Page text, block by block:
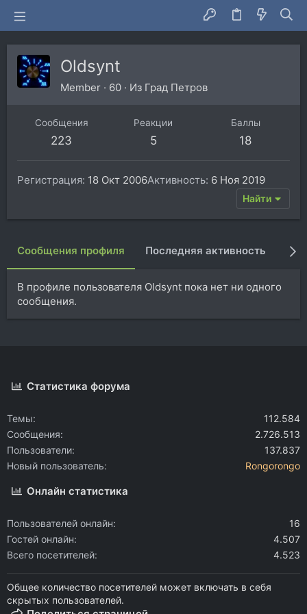
Oldsynt
Member · 60 · Из Град Петров
Сообщения
223
Реакции
5
Баллы
18
Регистрация 18 Окт 2006Активность 6 Ноя 2019
Найти
Сообщения профиля Последняя активность
В профиле пользователя Oldsynt пока нет ни одного
сообщения.
Статистика форума
Темы
112.584
Сообщения
2.726.513
Пользователи
137.837
Новый пользователь
Rongorongo
Онлайн статистика
Пользователей онлайн
16
Гостей онлайн
4.507
Всего посетителей
4.523
Общее количество посетителей может включать в себя
скрытых пользователей.